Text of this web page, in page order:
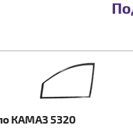
КАМАЗ 5320